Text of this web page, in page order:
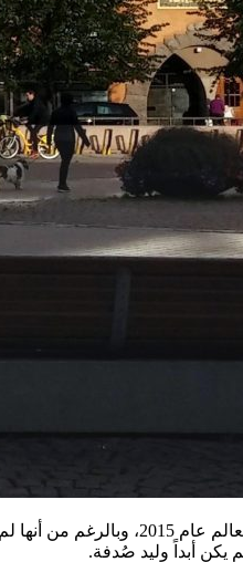
بعد تصنيف فنلندا كصاحبة
يكن أبداً وليد صُدفة.